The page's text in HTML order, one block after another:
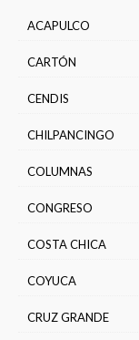
ACAPULCO
CARTÓN
CENDIS
CHILPANCINGO
COLUMNAS
CONGRESO
COSTA CHICA
COYUCA
CRUZ GRANDE